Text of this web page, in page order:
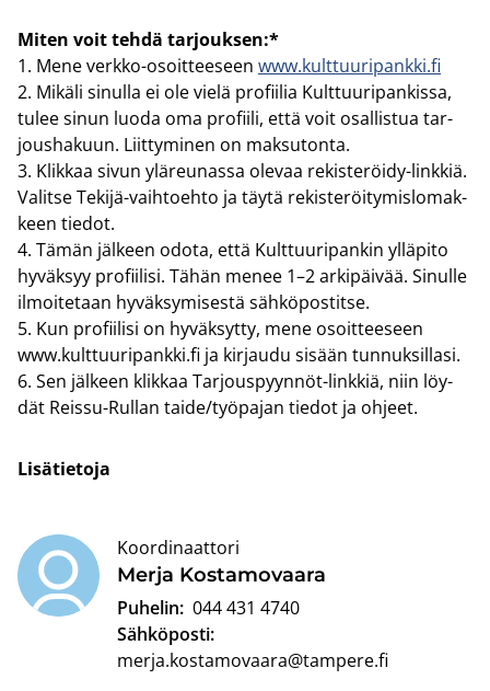
Miten voit tehdä tar­jouk­sen:*
1. Mene verkko-​osoitteeseen www.kult­tuu­ri­pank­ki.fi
2. Mi­kä­li si­nul­la ei ole vielä pro­fii­lia Kult­tuu­ri­pan­kis­sa,
tulee sinun luoda oma pro­fii­li, että voit osal­lis­tua tar­
jous­ha­kuun. Liit­ty­mi­nen on mak­su­ton­ta.
3. Klik­kaa sivun ylä­reu­nas­sa ole­vaa rekisteröidy-​linkkiä.
Va­lit­se Tekijä-​vaihtoehto ja täytä re­kis­te­röi­ty­mis­lo­mak­
keen tie­dot.
4. Tämän jäl­keen odota, että Kult­tuu­ri­pan­kin yl­lä­pi­to
hy­väk­syy pro­fii­li­si. Tähän menee 1–2 ar­ki­päi­vää. Si­nul­le
il­moi­te­taan hy­väk­sy­mi­ses­tä säh­kö­pos­tit­se.
5. Kun pro­fii­li­si on hy­väk­syt­ty, mene osoit­tee­seen
www.kult­tuu­ri­pank­ki.fi ja kir­jau­du si­sään tun­nuk­sil­la­si.
6. Sen jäl­keen klik­kaa Tarjouspyynnöt-​linkkiä, niin löy­
dät Reissu-​Rullan taide/työ­pa­jan tie­dot ja oh­jeet.
Li­sä­tie­to­ja
Merja Kos­ta­mo­vaa­ra
Koordinaattori
Puhelin: 044 431 4740
Sähköposti:
merja.kostamovaara@tampere.fi